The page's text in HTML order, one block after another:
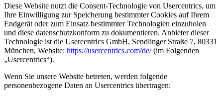
Diese Website nutzt die Consent-Technologie von Usercentrics, um
Ihre Einwilligung zur Speicherung bestimmter Cookies auf Ihrem
Endgerät oder zum Einsatz bestimmter Technologien einzuholen
und diese datenschutzkonform zu dokumentieren. Anbieter dieser
Technologie ist die Usercentrics GmbH, Sendlinger Straße 7, 80331
München, Website: https://usercentrics.com/de/(im Folgenden
„Usercentrics“).
Wenn Sie unsere Website betreten, werden folgende
personenbezogene Daten an Usercentrics übertragen: